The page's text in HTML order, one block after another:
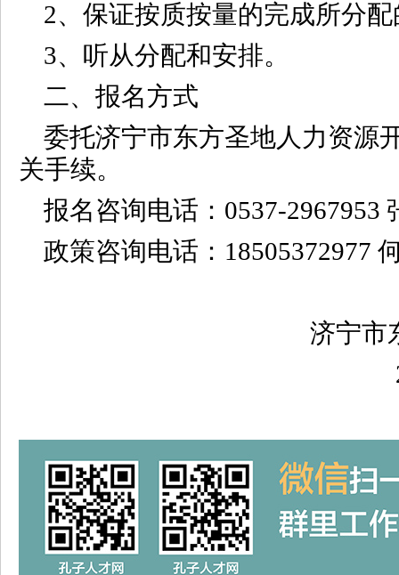
2、保证按质按量的完成所分
3、听从分配和安排。
二、报名方式
委托济宁市东方圣地人力资源
关手续。
报名咨询电话：0537-2967953
政策咨询电话：18505372977
济宁市
2025